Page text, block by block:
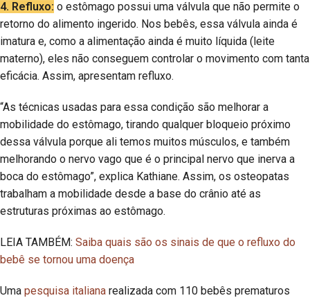
4. Refluxo: o estômago possui uma válvula que não permite o
retorno do alimento ingerido. Nos bebês, essa válvula ainda é
imatura e, como a alimentação ainda é muito líquida (leite
materno), eles não conseguem controlar o movimento com tanta
eficácia. Assim, apresentam refluxo.
“As técnicas usadas para essa condição são melhorar a
mobilidade do estômago, tirando qualquer bloqueio próximo
dessa válvula porque ali temos muitos músculos, e também
melhorando o nervo vago que é o principal nervo que inerva a
boca do estômago”, explica Kathiane. Assim, os osteopatas
trabalham a mobilidade desde a base do crânio até as
estruturas próximas ao estômago.
LEIA TAMBÉM: Saiba quais são os sinais de que o refluxo do
bebê se tornou uma doença
Uma pesquisa italiana realizada com 110 bebês prematuros